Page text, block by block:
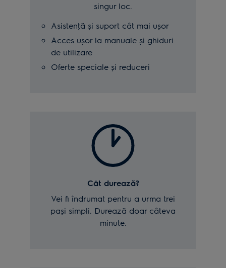
singur loc.
Asistenţă și suport cât mai ușor
Acces ușor la manuale și ghiduri
de utilizare
Oferte speciale și reduceri
Cât durează?
Vei fi îndrumat pentru a urma trei
pași simpli. Durează doar câteva
minute.